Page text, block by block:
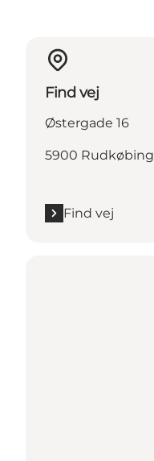
Find vej
Østergade 16
5900 Rudkøbing
Find vej